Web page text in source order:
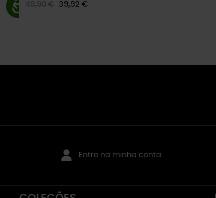
49,90 € 39,92 €
Entre na minha conta